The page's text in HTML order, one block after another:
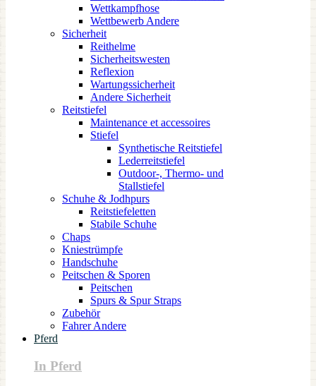
Wettkampfhose
Wettbewerb Andere
Sicherheit
Reithelme
Sicherheitswesten
Reflexion
Wartungssicherheit
Andere Sicherheit
Reitstiefel
Maintenance et accessoires
Stiefel
Synthetische Reitstiefel
Lederreitstiefel
Outdoor-, Thermo- und
Stallstiefel
Schuhe & Jodhpurs
Reitstiefeletten
Stabile Schuhe
Chaps
Kniestrümpfe
Handschuhe
Peitschen & Sporen
Peitschen
Spurs & Spur Straps
Zubehör
Fahrer Andere
Pferd
In Pferd